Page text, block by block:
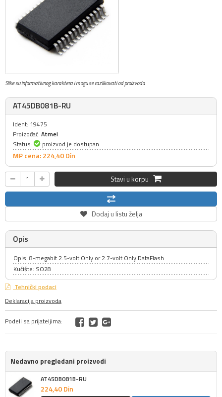
Slike su informativnog karaktera i mogu se razlikovati od proizvoda
AT45DB081B-RU
Ident: 19475
Proizođač: Atmel
Status:
proizvod je dostupan
MP cena: 224,40Din
Stavi u korpu
Dodaj u listu želja
Opis
Opis: 8-megabit 2.5-volt Only or 2.7-volt Only DataFlash
Kućište: SO28
Tehnički podaci
Deklaracija proizvoda
Podeli sa prijateljima:
Nedavno pregledani proizvodi
AT45DB081B-RU
224,40Din